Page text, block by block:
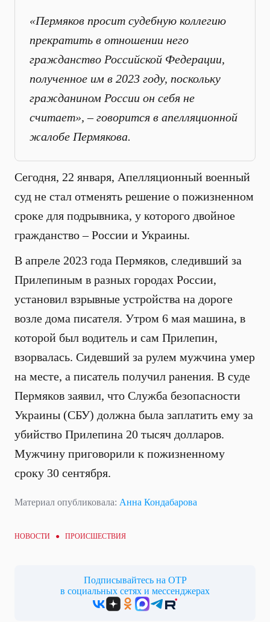
«Пермяков просит судебную коллегию
прекратить в отношении него
гражданство Российской Федерации,
полученное им в 2023 году, поскольку
гражданином России он себя не
считает», – говорится в апелляционной
жалобе Пермякова.
Сегодня, 22 января, Апелляционный военный
суд не стал отменять решение о пожизненном
сроке для подрывника, у которого двойное
гражданство – России и Украины.
В апреле 2023 года Пермяков, следивший за
Прилепиным в разных городах России,
установил взрывные устройства на дороге
возле дома писателя. Утром 6 мая машина, в
которой был водитель и сам Прилепин,
взорвалась. Сидевший за рулем мужчина умер
на месте, а писатель получил ранения. В суде
Пермяков заявил, что Служба безопасности
Украины (СБУ) должна была заплатить ему за
убийство Прилепина 20 тысяч долларов.
Мужчину приговорили к пожизненному
сроку 30 сентября.
Материал опубликовала: Анна Кондабарова
НОВОСТИ ● ПРОИСШЕСТВИЯ
Подписывайтесь на ОТР
в социальных сетях и мессенджерах